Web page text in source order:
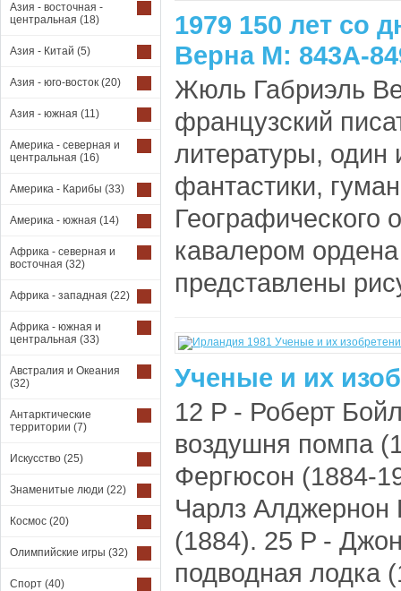
Азия - восточная -
центральная (18)
Азия - Китай (5)
Азия - юго-восток (20)
Азия - южная (11)
Америка - северная и
центральная (16)
Америка - Карибы (33)
Америка - южная (14)
Африка - северная и
восточная (32)
Африка - западная (22)
Африка - южная и
центральная (33)
Австралия и Океания
(32)
Антарктические
территории (7)
Искусство (25)
Знаменитые люди (22)
Космос (20)
Олимпийские игры (32)
Спорт (40)
1979 150 лет со
Верна М: 843A-
Жюль Габриэль
французский
литературы, один
фантастики,
Географического
кавалером
представлены
Ученые и их
12 P - Роберт
воздушня помпа
Фергюсон (1884-
Чарлз Алджернон
(1884). 25 P -
подводная лодка